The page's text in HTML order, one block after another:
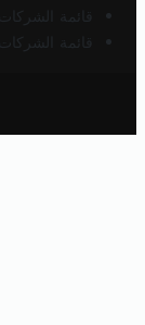
قائمة
قائمة